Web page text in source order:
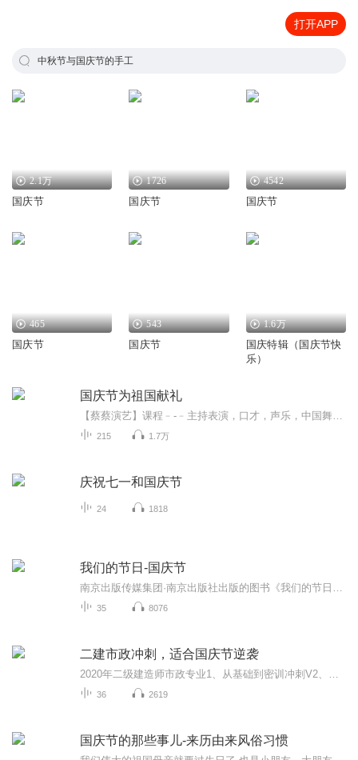
打开APP
中秋节与国庆节的手工
2.1万
国庆节
1726
国庆节
4542
国庆节
465
国庆节
543
国庆节
1.6万
国庆特辑（国庆节快
乐）
国庆节为祖国献礼
215 1.7万
庆祝七一和国庆节
24 1818
我们的节日-国庆节
35 8076
二建市政冲刺，适合国庆节逆袭
36 2619
国庆节的那些事儿-来历由来风俗习惯